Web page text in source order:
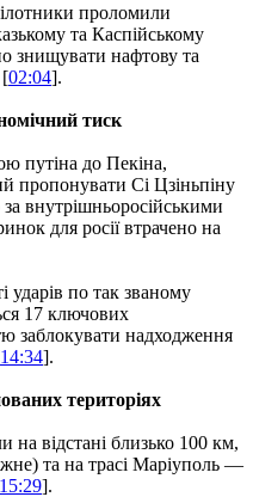
проломили
та Каспійському
знищувати нафтову та
[02:04].
тиск
путіна до Пекіна,
пропонувати Сі Цзіньпіну
внутрішньоросійськими
для росії втрачено на
ударів по так званому
17 ключових
заблокувати надходження
14:34].
територіях
на відстані близько 100 км,
та на трасі Маріуполь —
15:29].